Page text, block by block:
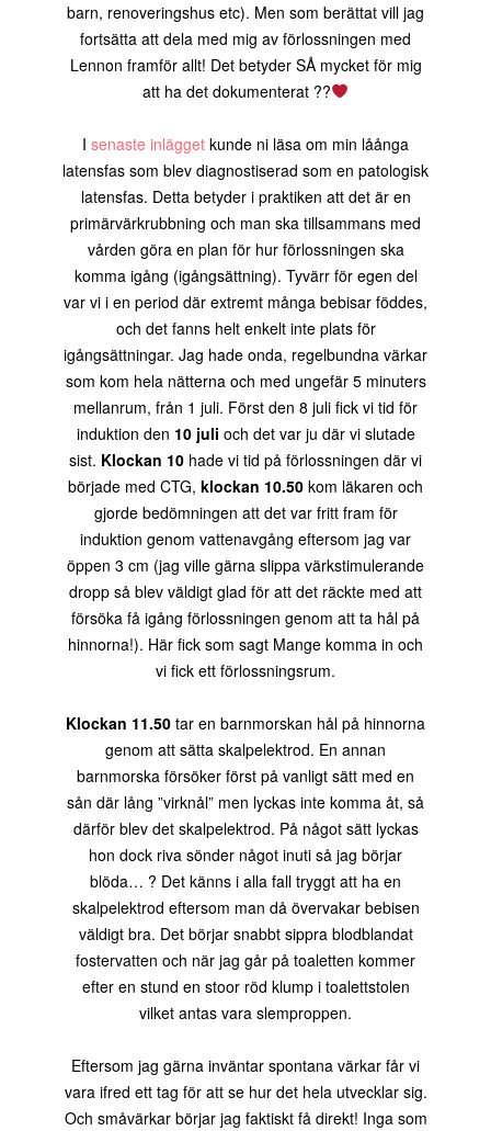
barn, renoveringshus etc). Men som berättat vill jag
fortsätta att dela med mig av förlossningen med
Lennon framför allt! Det betyder SÅ mycket för mig
att ha det dokumenterat ??
I senaste inlägget kunde ni läsa om min låånga
latensfas som blev diagnostiserad som en patologisk
latensfas. Detta betyder i praktiken att det är en
primärvärkrubbning och man ska tillsammans med
vården göra en plan för hur förlossningen ska
komma igång (igångsättning). Tyvärr för egen del
var vi i en period där extremt många bebisar föddes,
och det fanns helt enkelt inte plats för
igångsättningar. Jag hade onda, regelbundna värkar
som kom hela nätterna och med ungefär 5 minuters
mellanrum, från 1 juli. Först den 8 juli fick vi tid för
induktion den 10 juli och det var ju där vi slutade
sist. Klockan 10 hade vi tid på förlossningen där vi
började med CTG, klockan 10.50 kom läkaren och
gjorde bedömningen att det var fritt fram för
induktion genom vattenavgång eftersom jag var
öppen 3 cm (jag ville gärna slippa värkstimulerande
dropp så blev väldigt glad för att det räckte med att
försöka få igång förlossningen genom att ta hål på
hinnorna!). Här fick som sagt Mange komma in och
vi fick ett förlossningsrum.
Klockan 11.50 tar en barnmorskan hål på hinnorna
genom att sätta skalpelektrod. En annan
barnmorska försöker först på vanligt sätt med en
sån där lång ”virknål” men lyckas inte komma åt, så
därför blev det skalpelektrod. På något sätt lyckas
hon dock riva sönder något inuti så jag börjar
blöda… ? Det känns i alla fall tryggt att ha en
skalpelektrod eftersom man då övervakar bebisen
väldigt bra. Det börjar snabbt sippra blodblandat
fostervatten och när jag går på toaletten kommer
efter en stund en stoor röd klump i toalettstolen
vilket antas vara slemproppen.
Eftersom jag gärna inväntar spontana värkar får vi
vara ifred ett tag för att se hur det hela utvecklar sig.
Och småvärkar börjar jag faktiskt få direkt! Inga som